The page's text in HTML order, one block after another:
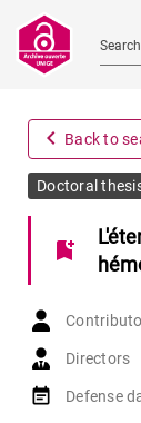
navigate_before Back to
Doctoral
bookmark_add
Directors
event_note Defense